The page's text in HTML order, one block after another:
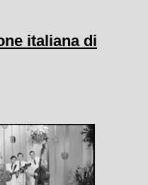
italiana di